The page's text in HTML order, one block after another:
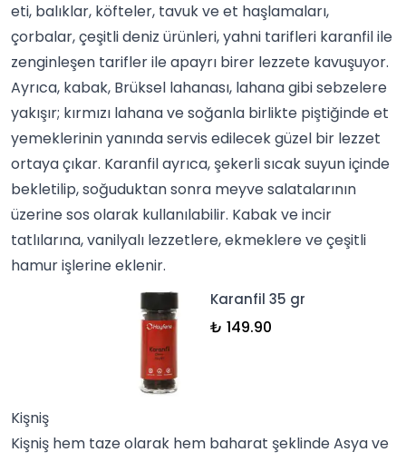
eti, balıklar, köfteler, tavuk ve et haşlamaları,
çorbalar, çeşitli deniz ürünleri, yahni tarifleri karanfil ile
zenginleşen tarifler ile apayrı birer lezzete kavuşuyor.
Ayrıca, kabak, Brüksel lahanası, lahana gibi sebzelere
yakışır; kırmızı lahana ve soğanla birlikte piştiğinde et
yemeklerinin yanında servis edilecek güzel bir lezzet
ortaya çıkar. Karanfil ayrıca, şekerli sıcak suyun içinde
bekletilip, soğuduktan sonra meyve salatalarının
üzerinesos olarak kullanılabilir. Kabak ve incir
tatlılarına,vanilyalı lezzetlere, ekmeklere ve çeşitli
hamur işlerine eklenir.
Karanfil 35 gr
₺ 149.90
Kişniş
Kişniş hem taze olarak hem baharat şeklinde Asya ve